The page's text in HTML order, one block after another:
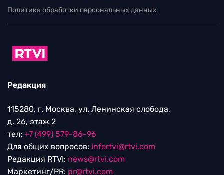
Политика обработки персональных данных
Редакция
115280, г. Москва, ул. Ленинская слобода,
д. 26, этаж 2
тел: +7 (499) 579-86-96
Для общих вопросов: Infortvi@rtvi.com
Редакция RTVI: news@rtvi.com
Маркетинг/PR: pr@rtvi.com